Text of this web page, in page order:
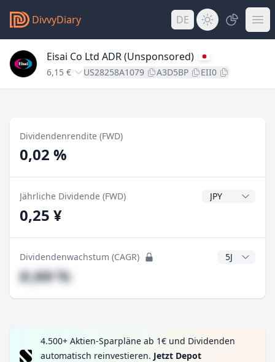
DivvyDiary DE
Eisai Co Ltd ADR (Unsponsored)
6,15 € US28258A1079 A3D5BP EII0
Dividendenrendite (FWD)
0,02 %
Jährliche Dividende (FWD)
0,25 ¥
Dividendenwachstum (CAGR) CAGR Jahre
#,## %
4.500+ Aktien-Sparpläne ab 1€ und Dividenden
automatisch reinvestieren. Jetzt Depot